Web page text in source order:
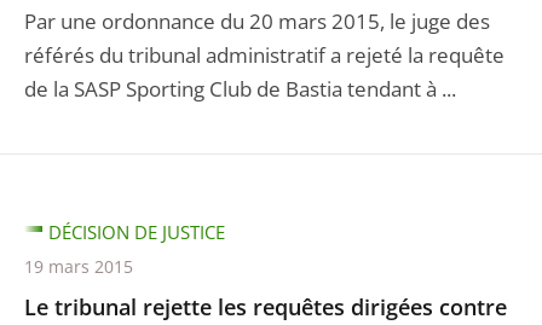
Par une ordonnance du 20 mars 2015, le juge des
référés du tribunal administratif a rejeté la requête
de la SASP Sporting Club de Bastia tendant à ...
Le tribunal rejette les requêtes dirigées contre
DÉCISION DE JUSTICE
19 mars 2015